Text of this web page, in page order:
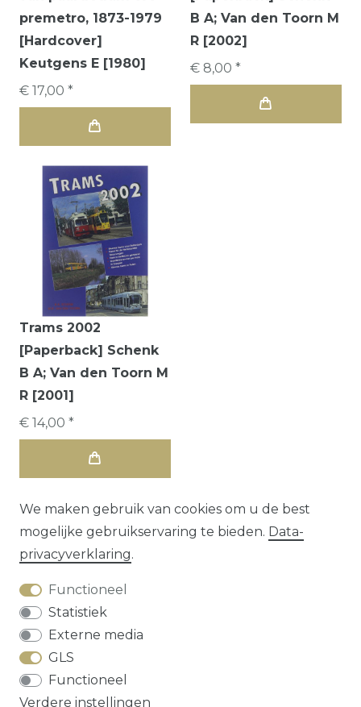
premetro, 1873-1979
[Hardcover]
Keutgens E [1980]
€ 17,00 *
B A; Van den Toorn M
R [2002]
€ 8,00 *
Trams 2002
[Paperback] Schenk
B A; Van den Toorn M
R [2001]
€ 14,00 *
We maken gebruik van cookies om u de best
mogelijke gebruikservaring te bieden. Data­
privacy­verklaring.
Functioneel
Statistiek
Externe media
GLS
Functioneel
Verdere instellingen